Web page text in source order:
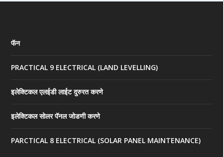
फॅन
PRACTICAL 9 ELECTRICAL (LAND LEVELLING)
इलेक्टिकल एलईडी लाईट दुरुरत करणे
इलेक्टिकल सोलर पॅनल जोडणी करणे
PARCTICAL 8 ELECTRICAL (SOLAR PANEL MAINTENANCE)